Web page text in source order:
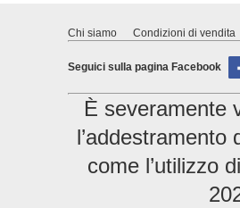
Chi siamo Condizioni di vendita
Seguici sulla pagina Facebook
È severamente
come l’utilizzo